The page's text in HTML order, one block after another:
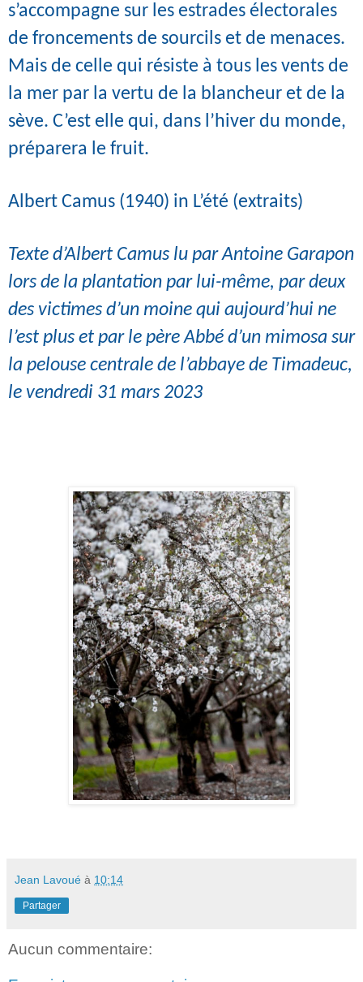
s’accompagne sur les estrades électorales
de froncements de sourcils et de menaces.
Mais de celle qui résiste à tous les vents de
la mer par la vertu de la blancheur et de la
sève. C’est elle qui, dans l’hiver du monde,
préparera le fruit.
Albert Camus (1940) in L’été (extraits)
Texte d’Albert Camus lu par Antoine Garapon
lors de la plantation par lui-même, par deux
des victimes d’un moine qui aujourd’hui ne
l’est plus et par le père Abbé d’un mimosa sur
la pelouse centrale de l’abbaye de Timadeuc,
le vendredi 31 mars 2023
Jean Lavoué à 10:14
Partager
Aucun commentaire: